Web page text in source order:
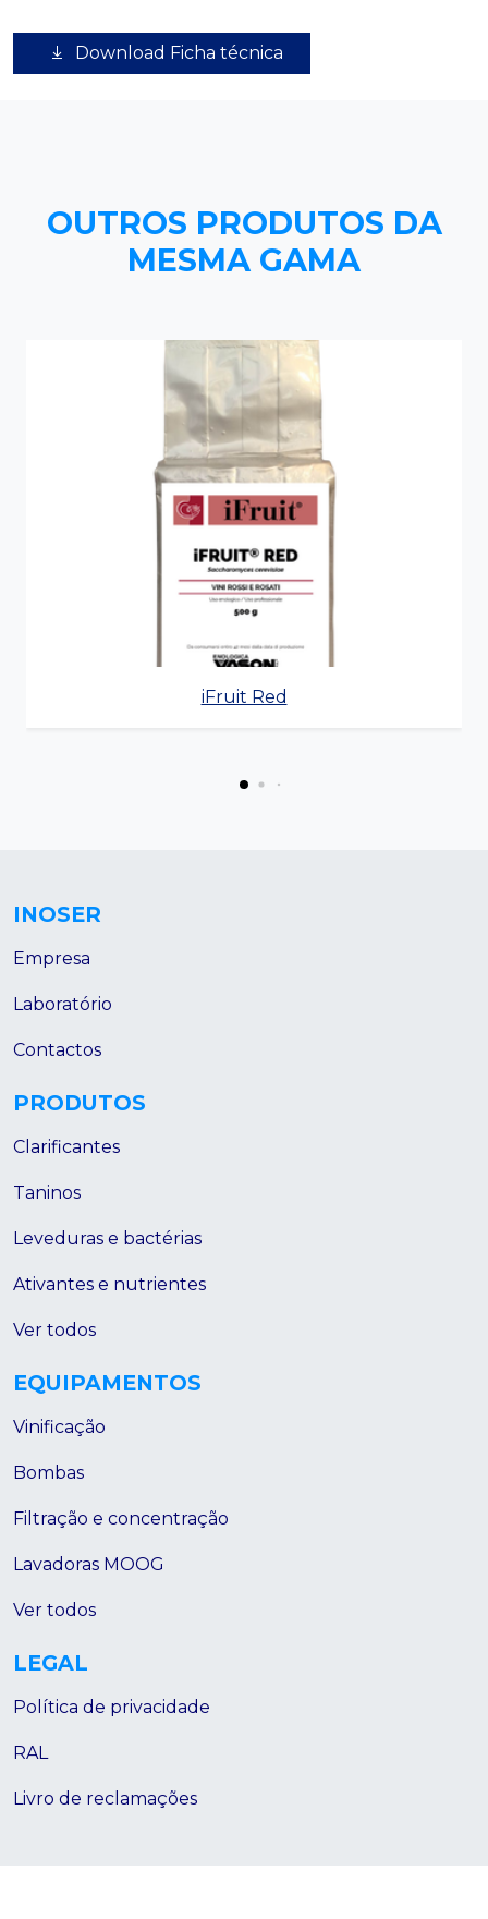
Download Ficha técnica
OUTROS PRODUTOS DA
MESMA GAMA
iFruit Red
INOSER
Empresa
Laboratório
Contactos
PRODUTOS
Clarificantes
Taninos
Leveduras e bactérias
Ativantes e nutrientes
Ver todos
EQUIPAMENTOS
Vinificação
Bombas
Filtração e concentração
Lavadoras MOOG
Ver todos
LEGAL
Política de privacidade
RAL
Livro de reclamações